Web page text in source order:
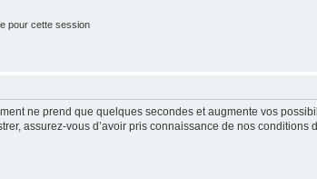
pour cette session
ne prend que quelques secondes et augmente vos
assurez-vous d’avoir pris connaissance de nos